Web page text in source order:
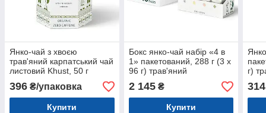
Янко-чай з хвоєю
трав'яний карпатський чай
листовий Khust, 50 г
396 ₴/упаковка
Купити
Бокс янко-чай набір «4 в
1» пакетований, 288 г (3 х
96 г) трав'яний
карпатський чай Khust
2 145₴
Купити
г)
чай
314